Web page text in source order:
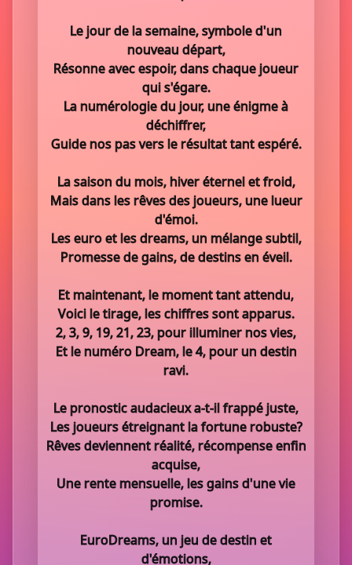
Le jour de la semaine, symbole d'un
nouveau départ,
Résonne avec espoir, dans chaque joueur
qui s'égare.
La numérologie du jour, une énigme à
déchiffrer,
Guide nos pas vers le résultat tant espéré.
La saison du mois, hiver éternel et froid,
Mais dans les rêves des joueurs, une lueur
d'émoi.
Les euro et les dreams, un mélange subtil,
Promesse de gains, de destins en éveil.
Et maintenant, le moment tant attendu,
Voici le tirage, les chiffres sont apparus.
2, 3, 9, 19, 21, 23, pour illuminer nos vies,
Et le numéro Dream, le 4, pour un destin
ravi.
Le pronostic audacieux a-t-il frappé juste,
Les joueurs étreignant la fortune robuste?
Rêves deviennent réalité, récompense enfin
acquise,
Une rente mensuelle, les gains d'une vie
promise.
EuroDreams, un jeu de destin et
d'émotions,